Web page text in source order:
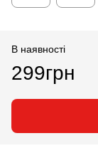
В наявності
299грн